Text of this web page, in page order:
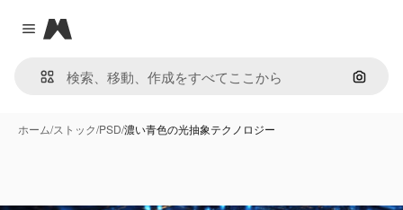
Close menu
Magnific
画像で
ホーム/ストック/PSD/濃い青色の光抽象テクノロジー